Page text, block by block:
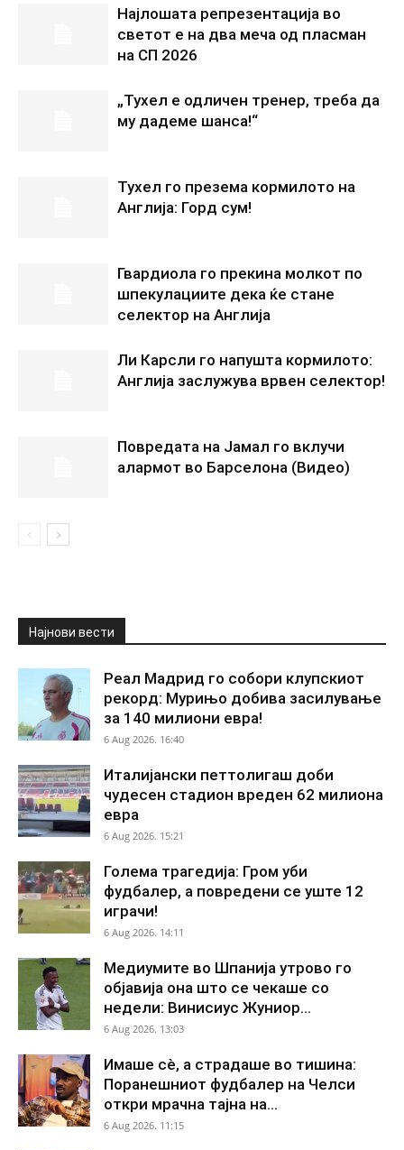
Најлошата репрезентација во
светот е на два меча од пласман
на СП 2026
„Тухел е одличен тренер, треба да
му дадеме шанса!“
Тухел го презема кормилото на
Англија: Горд сум!
Гвардиола го прекина молкот по
шпекулациите дека ќе стане
селектор на Англија
Ли Карсли го напушта кормилото:
Англија заслужува врвен селектор!
Повредата на Јамал го вклучи
алармот во Барселона (Видео)
Најнови вести
Реал Мадрид го собори клупскиот
рекорд: Мурињо добива засилување
за 140 милиони евра!
6 Aug 2026. 16:40
Италијански петтолигаш доби
чудесен стадион вреден 62 милиона
евра
6 Aug 2026. 15:21
Голема трагедија: Гром уби
фудбалер, а повредени се уште 12
играчи!
6 Aug 2026. 14:11
Медиумите во Шпанија утрово го
објавија она што се чекаше со
недели: Винисиус Жуниор...
6 Aug 2026. 13:03
Имаше сè, а страдаше во тишина:
Поранешниот фудбалер на Челси
откри мрачна тајна на...
6 Aug 2026. 11:15